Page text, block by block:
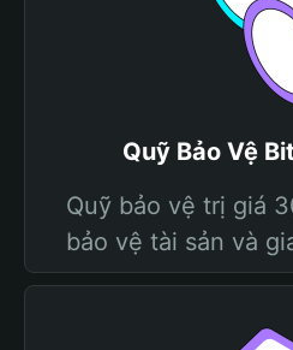
Quỹ Bảo Vệ
Quỹ bảo vệ trị giá
bảo vệ tài sản và